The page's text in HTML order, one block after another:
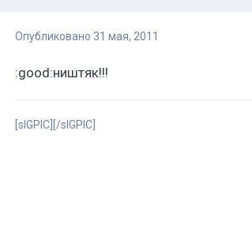
Опубликовано 31 мая, 2011
:good:ништяк!!!
[sIGPIC][/sIGPIC]